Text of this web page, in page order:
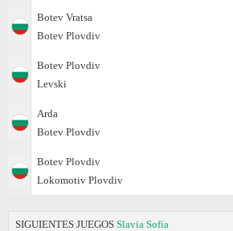
Botev Vratsa
Botev Plovdiv
Botev Plovdiv
Levski
Arda
Botev Plovdiv
Botev Plovdiv
Lokomotiv Plovdiv
SIGUIENTES JUEGOS Slavia Sofia